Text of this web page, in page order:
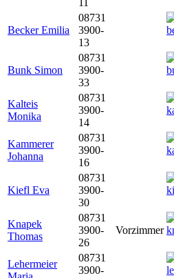
Becker Emilia
08731
3900-
13
Bunk Simon
08731
3900-
33
Kalteis
Monika
08731
3900-
14
Kammerer
Johanna
08731
3900-
16
Kiefl Eva
08731
3900-
30
Knapek
Thomas
08731
3900-
26
Vorzimmer
Lehermeier
08731
3900-